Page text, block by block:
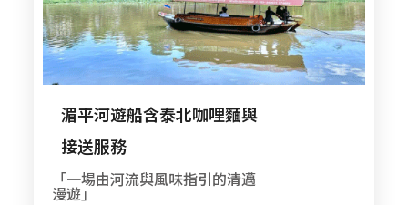
湄平河遊船含泰北咖哩麵與
接送服務
「一場由河流與風味指引的清邁
漫遊」